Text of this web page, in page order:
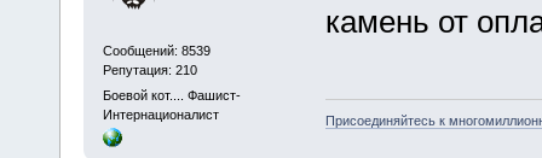
Сообщений: 8539
Репутация: 210
Боевой кот.... Фашист-
Интернационалист
камень от
Присоединяйтесь к